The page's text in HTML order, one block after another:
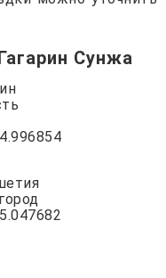
Сунжа